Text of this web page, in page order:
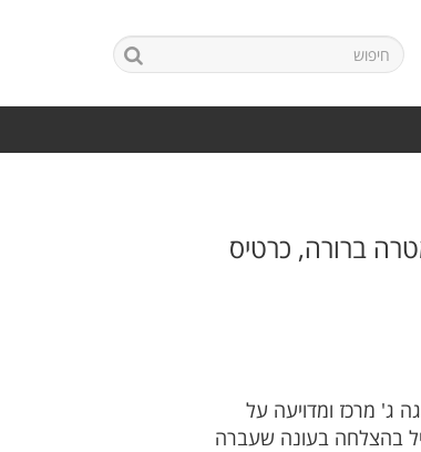
ברורה, כרטיס
ג' מרכז ומדויעה על
בהצלחה בעונה שעברה